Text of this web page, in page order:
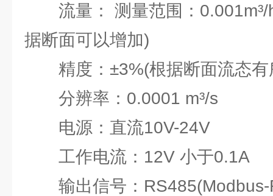
流量： 测量范围：0.001m³/
据断面可以增加)
精度：±3%(根据断面流态有
分辨率：0.0001 m³/s
电源：直流10V-24V
工作电流：12V 小于0.1A
输出信号：RS485(Modbus-